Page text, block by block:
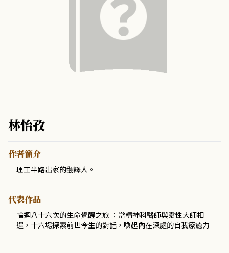
林怡孜
作者簡介
理工半路出家的翻譯人。
代表作品
輪迴八十六次的生命覺醒之旅 ：當精神科醫師與靈性大師相
遇，十六場探索前世今生的對話，喚起內在深處的自我療癒力